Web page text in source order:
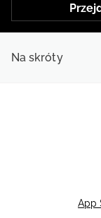
Na skróty
App